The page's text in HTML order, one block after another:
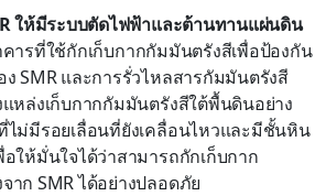
ให้มีระบบตัดไฟฟ้าและต้านทานแผ่นดิน
ารที่ใช้กักเก็บกากกัมมันตรังสีเพื่อป้องกัน
ง SMR และการรั่วไหลสารกัมมันตรังสี
หล่งเก็บกากกัมมันตรังสีใต้พื้นดินอย่าง
ไม่มีรอยเลื่อนที่ยังเคลื่อนไหวและมีชั้นหิน
อให้มั่นใจได้ว่าสามารถกักเก็บกาก
าก SMR ได้อย่างปลอดภัย